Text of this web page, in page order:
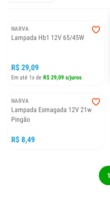
NARVA
Lampada Hb1 12V 65/45W
R$ 29,09
Em até 1x de R$ 29,09 s/juros
NARVA
Lampada Esmagada 12V 21w
Pingão
R$ 8,49
1